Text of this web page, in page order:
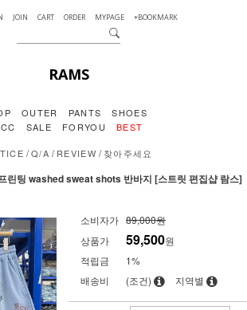
JOIN CART ORDER MYPAGE +BOOKMARK
RAMS
OUTER PANTS
SHOES
SALE FORYOU BEST
/Q/A /REVIEW /찾아주세요
린팅 washed sweat shots 반바지 [스트릿 편집샵 람스]
소비자가 89,000원
상품가
59,500원
적립금
1%
배송비
(조건) 지역별